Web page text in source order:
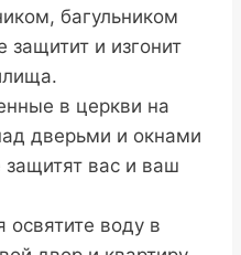
багульником
и изгонит
в церкви на
дверьми и окнами
вас и ваш
воду в